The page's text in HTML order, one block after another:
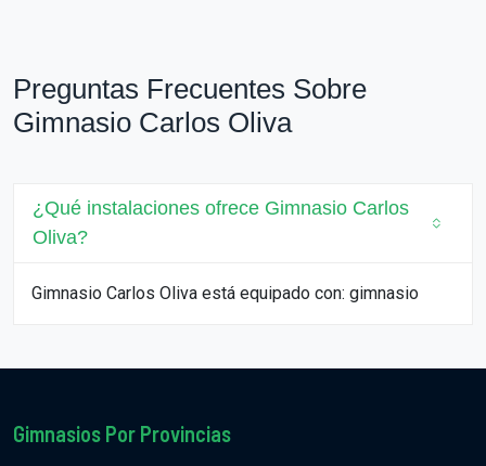
Preguntas Frecuentes Sobre
Gimnasio Carlos Oliva
¿Qué instalaciones ofrece Gimnasio Carlos
Oliva?
Gimnasio Carlos Oliva está equipado con: gimnasio
Gimnasios Por Provincias